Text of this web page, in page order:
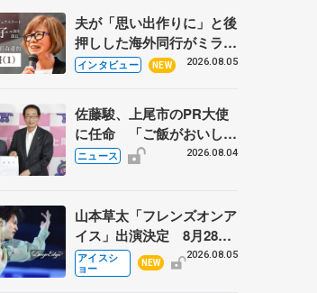
野村忠宏さんと対談
夫が「思い出作りに」と後
押しした海外同行がミラノ
まで… 繁華街のリンクで
に 小林芳子さんが振り返
るスケート人生
インタビュー NEW 2026.08.05
佐藤駿、上尾市のPR大使
に任命 「ご飯がおいし
く、住みやすいのが魅力」
ニュース 2026.08.04
山本草太「フレンズオンア
イス」出演決定 8月28日
（金）2公演のみ 荒川静
香さんプロデュース、20
アイスシ
ョー
NEW
2026.08.05